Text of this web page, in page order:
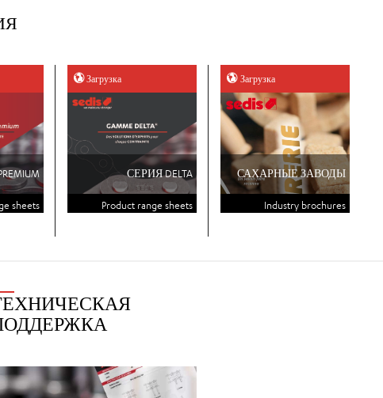
sheets
Загрузка
СЕРИЯ DELTA
Product range sheets
Загрузка
САХАРНЫЕ ЗАВОДЫ
Industry brochures